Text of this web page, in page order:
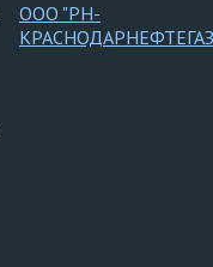
ООО "РН-